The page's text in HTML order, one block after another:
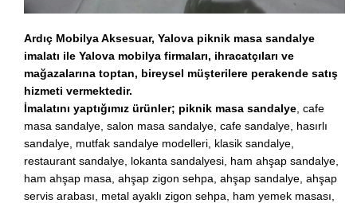
Ardıç Mobilya Aksesuar, Yalova piknik masa sandalye
imalatı ile Yalova mobilya firmaları, ihracatçıları ve
mağazalarına toptan, bireysel müşterilere perakende satış
hizmeti vermektedir.
İmalatını yaptığımız ürünler; piknik masa sandalye , cafe
masa sandalye, salon masa sandalye, cafe sandalye, hasırlı
sandalye, mutfak sandalye modelleri, klasik sandalye,
restaurant sandalye, lokanta sandalyesi, ham ahşap sandalye,
ham ahşap masa, ahşap zigon sehpa, ahşap sandalye, ahşap
servis arabası, metal ayaklı zigon sehpa, ham yemek masası,